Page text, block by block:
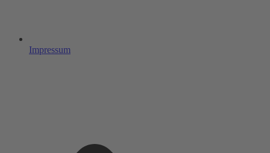
Impressum